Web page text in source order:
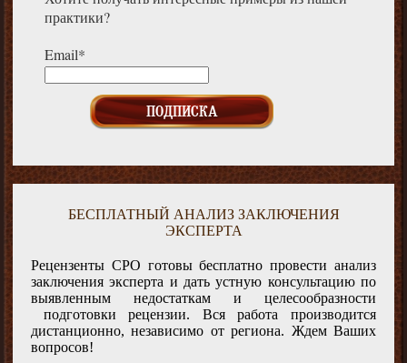
практики?
Email*
БЕСПЛАТНЫЙ АНАЛИЗ ЗАКЛЮЧЕНИЯ
ЭКСПЕРТА
Рецензенты СРО готовы бесплатно провести анализ
заключения эксперта и дать устную консультацию по
выявленным недостаткам и целесообразности
подготовки рецензии. Вся работа производится
дистанционно, независимо от региона. Ждем Ваших
вопросов!